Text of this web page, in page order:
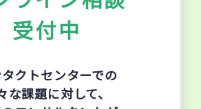
受付中
クトセンターでの
な課題に対して、